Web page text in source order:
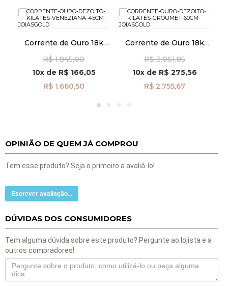
Corrente de Ouro 18k
co04922
R$ 1.845,00
10xde R$ 166,05
R$ 1.660,50
Corrente de Ouro 18k
co04749
R$ 3.061,85
10xde R$ 275,56
R$ 2.755,67
OPINIÃO DE QUEM JÁ COMPROU
Tem esse produto? Seja o primeiro a avaliá-lo!
Escrever avaliação...
DÚVIDAS DOS CONSUMIDORES
Tem alguma dúvida sobre este produto? Pergunte ao lojista e a
outros compradores!